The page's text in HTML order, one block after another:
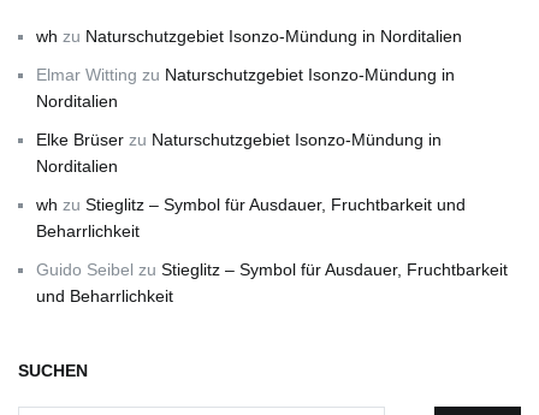
wh zu Naturschutzgebiet Isonzo-Mündung in Norditalien
Elmar Witting zu Naturschutzgebiet Isonzo-Mündung in
Norditalien
Elke Brüser zu Naturschutzgebiet Isonzo-Mündung in
Norditalien
wh zu Stieglitz – Symbol für Ausdauer, Fruchtbarkeit und
Beharrlichkeit
Guido Seibel zu Stieglitz – Symbol für Ausdauer, Fruchtbarkeit
und Beharrlichkeit
SUCHEN